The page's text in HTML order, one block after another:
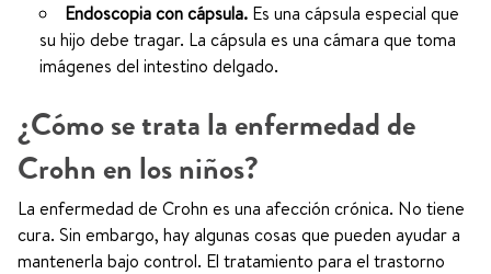
Endoscopia con cápsula. Es una cápsula especial que
su hijo debe tragar. La cápsula es una cámara que toma
imágenes del intestino delgado.
¿Cómo se trata la enfermedad de
Crohn en los niños?
La enfermedad de Crohn es una afección crónica. No tiene
cura. Sin embargo, hay algunas cosas que pueden ayudar a
mantenerla bajo control. El tratamiento para el trastorno